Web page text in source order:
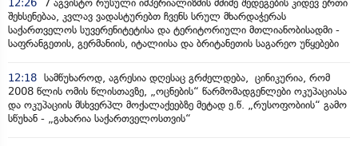
12:26
7 აგვისტო რუსული იმპერიალიზმის მძიმე შედეგების კიდევ ერთი
შეხსენებაა, კვლავ ვადასტურებთ ჩვენს სრულ მხარდაჭერას
საქართველოს სუვერენიტეტისა და ტერიტორიული მთლიანობისადმი -
საფრანგეთის, გერმანიის, იტალიისა და ბრიტანეთის საგარეო უწყებები
12:18 სამწუხაროდ, აგრესია დღესაც გრძელდება, ცინიკურია, რომ
2008 წლის ომის წლისთავზე, „ოცნების“ წარმომადგენლები ოკუპაციასა
და ოკუპაციის მსხვერპლ მოქალაქეებზე მეტად ე.წ. „რუსოფობიის“ გამო
სწუხან - „გახარია საქართველოსთვის“